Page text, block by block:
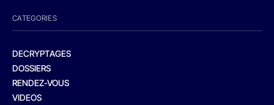
CATEGORIES
DECRYPTAGES
DOSSIERS
RENDEZ-VOUS
VIDEOS